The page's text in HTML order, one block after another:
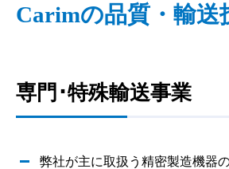
Carimの品質・輸送
専門･特殊輸送事業
弊社が主に取扱う精密製造機器